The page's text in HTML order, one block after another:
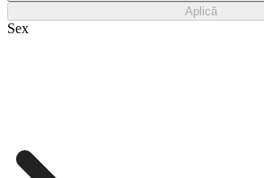
Aplică
Sex